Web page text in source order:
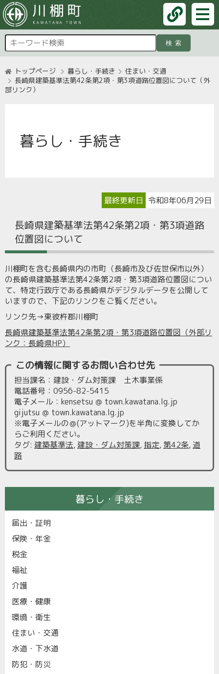
検索
トップページ 暮らし・手続き
住まい・交通
長崎県建築基準法第42条第2項・第3項道路位置図について（外
部リンク）
暮らし・手続き
最終更新日 令和8年06月29日
長崎県建築基準法第42条第2項・第3項道路
位置図について
川棚町を含む長崎県内の市町（長崎市及び佐世保市以外）
の長崎県建築基準法第42条第2項・第3項道路位置図につい
て、特定行政庁である長崎県がデジタルデータを公開して
いますので、下記のリンクをご覧ください。
リンク先→東彼杵郡川棚町
長崎県建築基準法第42条第2項・第3項道路位置図（外部リ
ンク：長崎県HP）
この情報に関するお問い合わせ先
担当課名：建設・ダム対策課 土木事業係
電話番号：0956-82-5415
電子メール：kensetsu ＠ town.kawatana.lg.jp
gijutsu ＠ town.kawatana.lg.jp
※電子メールの＠(アットマーク)を半角に変換してか
らご利用ください。
タグ: 建築基準法, 建設・ダム対策課, 指定, 第42条, 道
路
暮らし・手続き
届出・証明
保険・年金
税金
福祉
介護
医療・健康
環境・衛生
住まい・交通
水道・下水道
防犯・防災